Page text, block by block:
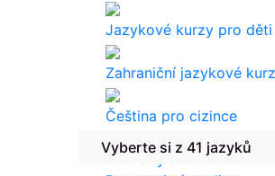
Jazykové kurzy pro děti
Zahraniční jazykové
Čeština pro cizince
Překlady a tlumočení
Vyberte si z 41 jazyků